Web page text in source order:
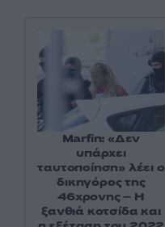
Marfin: «Δεν
υπάρχει
ταυτοποίηση» λέει ο
δικηγόρος της
46χρονης – Η
ξανθιά κοτσίδα και